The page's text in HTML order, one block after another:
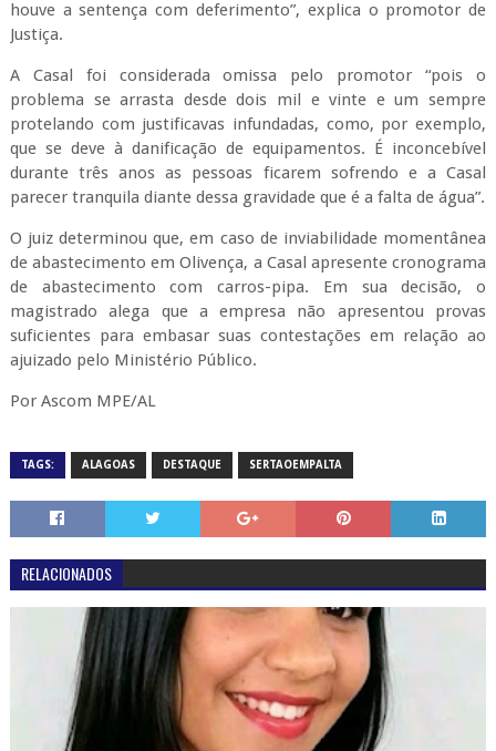
houve a sentença com deferimento”, explica o promotor de
Justiça.
A Casal foi considerada omissa pelo promotor “pois o
problema se arrasta desde dois mil e vinte e um sempre
protelando com justificavas infundadas, como, por exemplo,
que se deve à danificação de equipamentos. É inconcebível
durante três anos as pessoas ficarem sofrendo e a Casal
parecer tranquila diante dessa gravidade que é a falta de água”.
O juiz determinou que, em caso de inviabilidade momentânea
de abastecimento em Olivença, a Casal apresente cronograma
de abastecimento com carros-pipa. Em sua decisão, o
magistrado alega que a empresa não apresentou provas
suficientes para embasar suas contestações em relação ao
ajuizado pelo Ministério Público.
Por Ascom MPE/AL
TAGS: ALAGOAS DESTAQUE SERTAOEMPALTA
RELACIONADOS